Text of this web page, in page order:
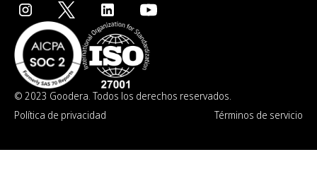
© 2023 Goodera. Todos los derechos reservados.
Política de privacidad
Términos de servicio